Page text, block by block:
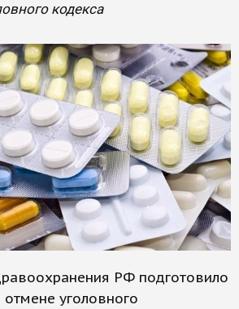
кодекса
РФ подготовило
уголовного